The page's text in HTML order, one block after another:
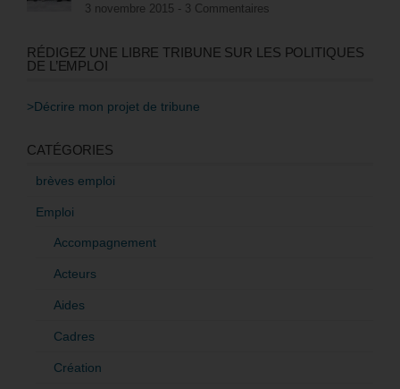
3 novembre 2015 - 3 Commentaires
RÉDIGEZ UNE LIBRE TRIBUNE SUR LES POLITIQUES
DE L’EMPLOI
>Décrire mon projet de tribune
CATÉGORIES
brèves emploi
Emploi
Accompagnement
Acteurs
Aides
Cadres
Création